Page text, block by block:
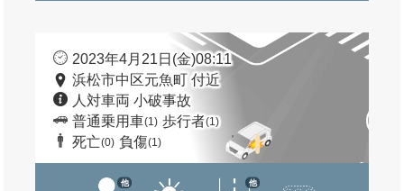
2023年4月21日(金)08:11
浜松市中区元魚町 付近
人対車両 小破事故
普通乗用車(1) 歩行者(1)
死亡(0) 負傷(1)
他 他